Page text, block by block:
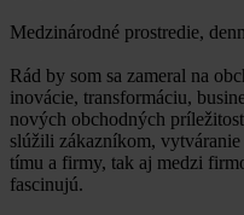
Medzinárodné prostredie,
Rád by som sa zameral na
inovácie, transformáciu,
nových obchodných
slúžili zákazníkom,
tímu a firmy, tak aj medzi
fascinujú.